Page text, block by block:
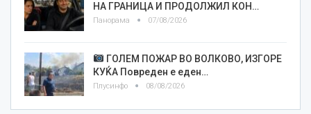
НА ГРАНИЦА И ПРОДОЛЖИЛ КОН…
Панорама 07/08/2026
ГОЛЕМ ПОЖАР ВО ВОЛКОВО, ИЗГОРЕ
КУЌА Повреден е еден…
Плусинфо 08/08/2026